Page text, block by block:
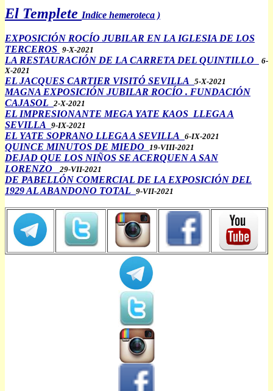
El Templete Indice hemeroteca )
EXPOSICIÓN ROCÍO JUBILAR EN LA IGLESIA DE LOS
TERCEROS 9-X-2021
LA RESTAURACIÓN DE LA CARRETA DEL QUINTILLO
6-
X-2021
EL JACQUES CARTIER VISITÓ SEVILLA 5-X-2021
MAGNA EXPOSICIÓN JUBILAR ROCÍO . FUNDACIÓN
CAJASOL 2-X-2021
EL IMPRESIONANTE MEGA YATE KAOS LLEGA A
SEVILLA 9-IX-2021
EL YATE SOPRANO LLEGA A SEVILLA 6-IX-2021
QUINCE MINUTOS DE MIEDO 19-VIII-2021
DEJAD QUE LOS NIÑOS SE ACERQUEN A SAN
LORENZO 29-VII-2021
DE PABELLÓN COMERCIAL DE LA EXPOSICIÓN DEL
1929 AL ABANDONO TOTAL 9-VII-2021